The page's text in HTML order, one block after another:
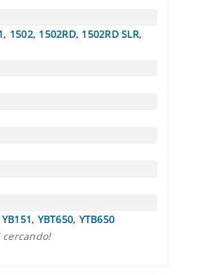
, 1502, 1502RD, 1502RD SLR,
YB151, YBT650, YTB650